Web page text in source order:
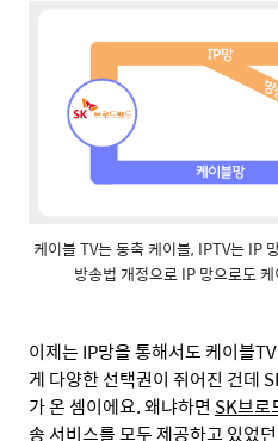
케이블 TV는 동축 케이블, IPTV는 IP
방송법 개정으로 IP 망으로도
이제는 IP망을 통해서도 케이블TV
게 다양한 선택권이 쥐어진 건데
가 온 셈이에요.왜냐하면 SK브로
송 서비스를 모두 제공하고 있었